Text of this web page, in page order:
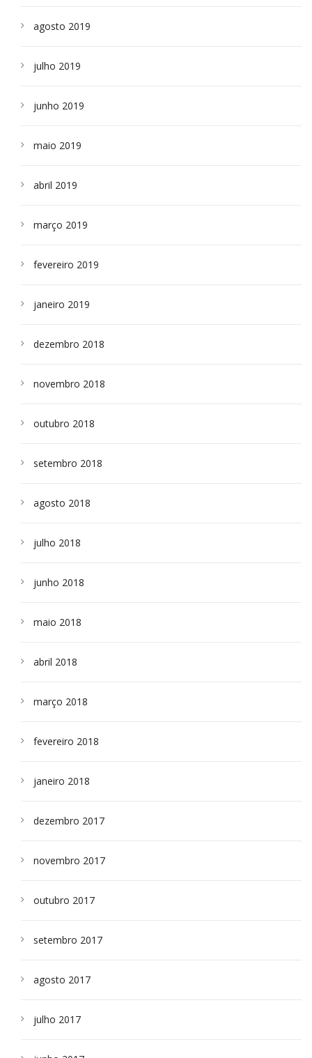
agosto 2019
julho 2019
junho 2019
maio 2019
abril 2019
março 2019
fevereiro 2019
janeiro 2019
dezembro 2018
novembro 2018
outubro 2018
setembro 2018
agosto 2018
julho 2018
junho 2018
maio 2018
abril 2018
março 2018
fevereiro 2018
janeiro 2018
dezembro 2017
novembro 2017
outubro 2017
setembro 2017
agosto 2017
julho 2017